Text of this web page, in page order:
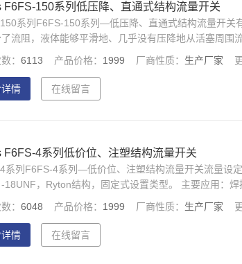
F6FS-150系列低压降、直通式结构流量开关
系列F6FS-150系列—低压降、直通式结构流量开关
流阻，液体能够平滑地、几乎没有压降地从活塞周围
：6113 产品价格： 1999 厂商性质： 生产厂家
情 在线留言
F6FS-4系列低价位、注塑结构流量开关
系列F6FS-4系列—低价位、注塑结构流量开关流量设
18UNF，Ryton结构，固定式设置类型。 主要应用：焊
分配等多种工业
：6048 产品价格： 1999 厂商性质： 生产厂家
情 在线留言